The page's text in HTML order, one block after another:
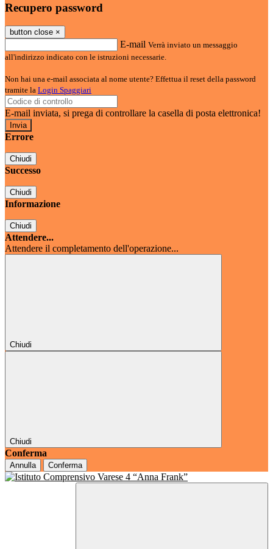
Recupero password
button close ×
E-mail Verrà inviato un messaggio
all'indirizzo indicato con le istruzioni necessarie.
Non hai una e-mail associata al nome utente? Effettua il reset della password
tramite la Login Spaggiari
E-mail inviata, si prega di controllare la casella di posta elettronica!
Errore
Chiudi
Successo
Chiudi
Informazione
Chiudi
Attendere...
Attendere il completamento dell'operazione...
Chiudi
Chiudi
Conferma
Annulla Conferma